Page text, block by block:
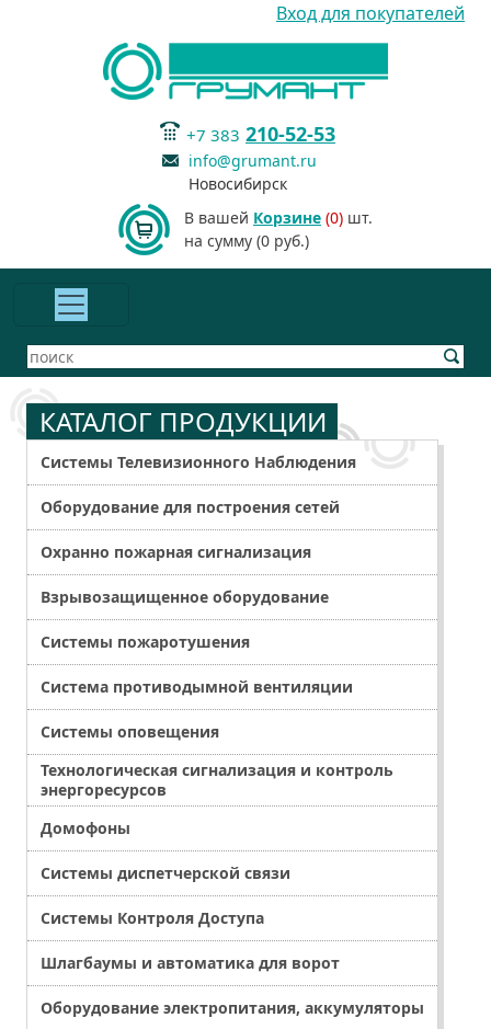
Вход для покупателей
+7 383 210-52-53
info@grumant.ru
Новосибирск
В вашей Корзине (0) шт.
на сумму (0 руб.)
КАТАЛОГ ПРОДУКЦИИ
Системы Телевизионного Наблюдения
Оборудование для построения сетей
Охранно пожарная сигнализация
Взрывозащищенное оборудование
Системы пожаротушения
Система противодымной вентиляции
Системы оповещения
Технологическая сигнализация и контроль
энергоресурсов
Домофоны
Системы диспетчерской связи
Системы Контроля Доступа
Шлагбаумы и автоматика для ворот
Оборудование электропитания, аккумуляторы